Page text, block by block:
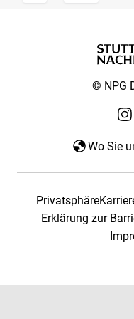
© NPG
Wo Sie
Privatsphäre
Erklärung zur